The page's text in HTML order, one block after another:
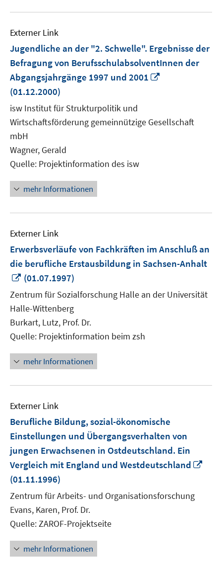
Externer Link
Jugendliche an der "2. Schwelle". Ergebnisse der
Befragung von BerufsschulabsolventInnen der
Abgangsjahrgänge 1997 und 2001
(01.12.2000)
isw Institut für Strukturpolitik und
Wirtschaftsförderung gemeinnützige Gesellschaft
mbH
Wagner, Gerald
Quelle: Projektinformation des isw
mehr Informationen
Externer Link
Erwerbsverläufe von Fachkräften im Anschluß an
die berufliche Erstausbildung in Sachsen-Anhalt
In
neuem
Fenster
öffnen
(01.07.1997)
Zentrum für Sozialforschung Halle an der Universität
Halle-Wittenberg
Burkart, Lutz, Prof. Dr.
Quelle: Projektinformation beim zsh
mehr Informationen
Externer Link
Berufliche Bildung, sozial-ökonomische
Einstellungen und Übergangsverhalten von
jungen Erwachsenen in Ostdeutschland. Ein
Vergleich mit England und Westdeutschland
(01.11.1996)
Zentrum für Arbeits- und Organisationsforschung
Evans, Karen, Prof. Dr.
Quelle: ZAROF-Projektseite
mehr Informationen